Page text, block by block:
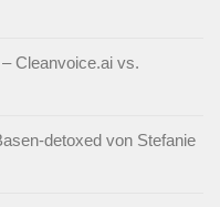
Cleanvoice.ai vs.
detoxed von Stefanie